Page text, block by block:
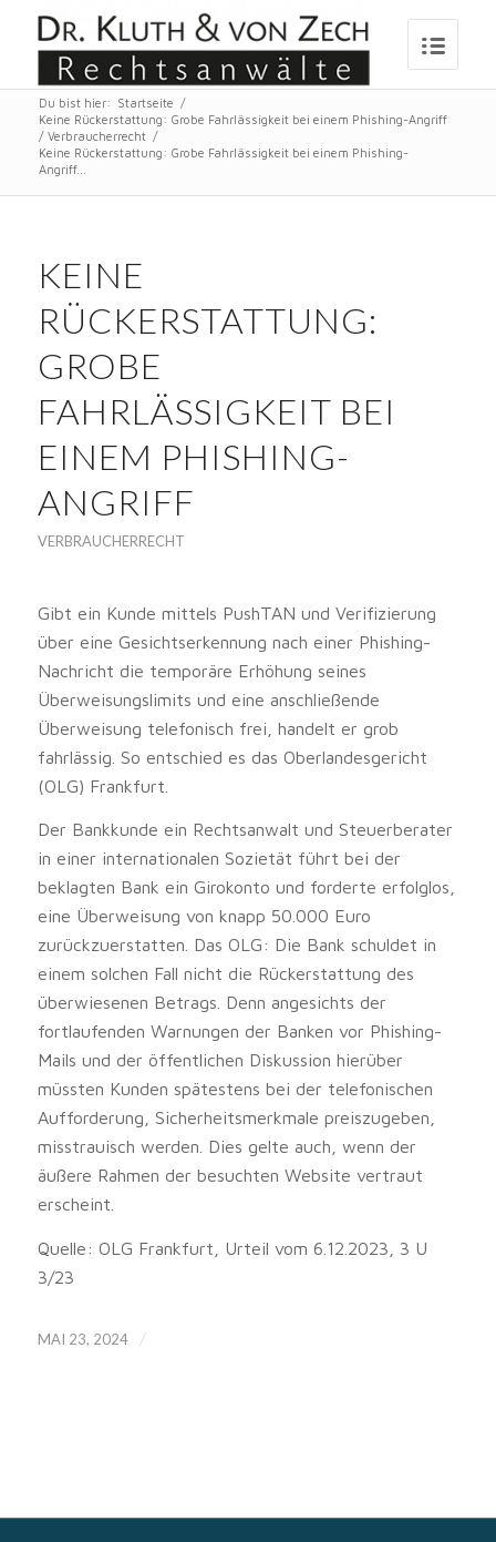
Du bist hier: Startseite
/
Keine Rückerstattung: Grobe Fahrlässigkeit bei einem Phishing-Angriff
/ Verbraucherrecht /
Keine Rückerstattung: Grobe Fahrlässigkeit bei einem Phishing-
Angriff...
KEINE
RÜCKERSTATTUNG:
GROBE
FAHRLÄSSIGKEIT BEI
EINEM PHISHING-
ANGRIFF
VERBRAUCHERRECHT
Gibt ein Kunde mittels PushTAN und Verifizierung
über eine Gesichtserkennung nach einer Phishing-
Nachricht die temporäre Erhöhung seines
Überweisungslimits und eine anschließende
Überweisung telefonisch frei, handelt er grob
fahrlässig. So entschied es das Oberlandesgericht
(OLG) Frankfurt.
Der Bankkunde ein Rechtsanwalt und Steuerberater
in einer internationalen Sozietät führt bei der
beklagten Bank ein Girokonto und forderte erfolglos,
eine Überweisung von knapp 50.000 Euro
zurückzuerstatten. Das OLG: Die Bank schuldet in
einem solchen Fall nicht die Rückerstattung des
überwiesenen Betrags. Denn angesichts der
fortlaufenden Warnungen der Banken vor Phishing-
Mails und der öffentlichen Diskussion hierüber
müssten Kunden spätestens bei der telefonischen
Aufforderung, Sicherheitsmerkmale preiszugeben,
misstrauisch werden. Dies gelte auch, wenn der
äußere Rahmen der besuchten Website vertraut
erscheint.
Quelle: OLG Frankfurt, Urteil vom 6.12.2023, 3 U
3/23
MAI 23, 2024 /